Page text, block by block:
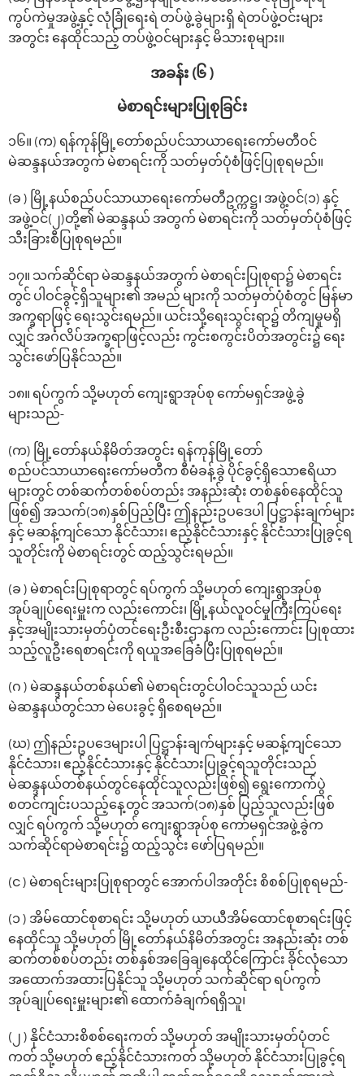
ကွပ်ကဲမှုအဖွဲ့နှင့် လုံခြုံရေးရဲ တပ်ဖွဲ့ခွဲများရှိ ရဲတပ်ဖွဲ့ဝင်းများ
အတွင်း နေထိုင်သည့် တပ်ဖွဲ့ဝင်များနှင့် မိသားစုများ။
အခန်း (၆ )
မဲစာရင်းများပြုစုခြင်း
၁၆။ (က) ရန်ကုန်မြို့တော်စည်ပင်သာယာရေးကော်မတီဝင်
မဲဆန္ဒနယ်အတွက် မဲစာရင်းကို သတ်မှတ်ပုံစံဖြင့်ပြုစုရမည်။
(ခ ) မြို့နယ်စည်ပင်သာယာရေးကော်မတီဥက္ကဋ္ဌ၊ အဖွဲ့ဝင်(၁) နှင့်
အဖွဲ့ဝင်(၂)တို့၏ မဲဆန္ဒနယ် အတွက် မဲစာရင်းကို သတ်မှတ်ပုံစံဖြင့်
သီးခြားစီပြုစုရမည်။
၁၇။ သက်ဆိုင်ရာ မဲဆန္ဒနယ်အတွက် မဲစာရင်းပြုစုရာ၌ မဲစာရင်း
တွင် ပါဝင်ခွင့်ရှိသူများ၏ အမည် များကို သတ်မှတ်ပုံစံတွင် မြန်မာ
အက္ခရာဖြင့် ‌ရေးသွင်းရမည်။ ယင်းသို့‌ရေးသွင်းရာ၌ တိကျမှုမရှိ
လျှင် အင်္ဂလိပ်အက္ခရာဖြင့်လည်း ကွင်းစကွင်းပိတ်အတွင်း၌ ‌ရေး
သွင်း‌ဖော်ပြနိုင်သည်။
၁၈။ ရပ်ကွက် သို့မဟုတ် ကျေးရွာအုပ်စု ကော်မရှင်အဖွဲ့ခွဲ
များသည်-
(က) မြို့တော်နယ်နိမိတ်အတွင်း ရန်ကုန်မြို့တော်
စည်ပင်သာယာရေးကော်မတီက စီမံခန့်ခွဲ ပိုင်ခွင့်ရှိသောဧရိယာ
များတွင် တစ်ဆက်တစ်စပ်တည်း အနည်းဆုံး တစ်နှစ်နေထိုင်သူ
ဖြစ်၍ အသက်(၁၈)နှစ်ပြည့်ပြီး ဤနည်းဥပဒေပါ ပြဋ္ဌာန်းချက်များ
နှင့် မဆန့်ကျင်သော နိုင်ငံသား၊ ဧည့်နိုင်ငံသားနှင့် နိုင်ငံသားပြုခွင့်ရ
သူတိုင်းကို မဲစာရင်းတွင် ထည့်သွင်းရမည်။
(ခ ) မဲစာရင်းပြုစုရာတွင် ရပ်ကွက် သို့မဟုတ် ကျေးရွာအုပ်စု
အုပ်ချုပ်ရေးမှူးက လည်းကောင်း၊ မြို့နယ်လူဝင်မှုကြီးကြပ်ရေး
နှင့်အမျိုးသားမှတ်ပုံတင်ရေးဦးစီးဌာနက လည်းကောင်း ပြုစုထား
သည့်လူဦးရေစာရင်းကို ရယူအခြေခံပြီးပြုစုရမည်။
(ဂ ) မဲဆန္ဒနယ်တစ်နယ်၏ မဲစာရင်းတွင်ပါဝင်သူသည် ယင်း
မဲဆန္ဒနယ်တွင်သာ မဲ‌ပေးခွင့် ရှိ‌စေရမည်။
(ဃ) ဤနည်းဥပဒေများပါ ပြဋ္ဌာန်းချက်များနှင့် မဆန့်ကျင်သော
နိုင်ငံသား၊ ဧည့်နိုင်ငံသားနှင့် နိုင်ငံသားပြုခွင့်ရသူတိုင်းသည်
မဲဆန္ဒနယ်တစ်နယ်တွင်နေထိုင်သူလည်းဖြစ်၍ ရွေးကောက်ပွဲ
စတင်ကျင်းပသည့်နေ့တွင် အသက်(၁၈)နှစ် ပြည့်သူလည်းဖြစ်
လျှင် ရပ်ကွက် သို့မဟုတ် ကျေးရွာအုပ်စု ကော်မရှင်အဖွဲ့ခွဲက
သက်ဆိုင်ရာမဲစာရင်း၌ ထည့်သွင်း ဖော်ပြရမည်။
(င ) မဲစာရင်းများပြုစုရာတွင် အောက်ပါအတိုင်း စိစစ်ပြုစုရမည်-
(၁ ) အိမ်ထောင်စုစာရင်း သို့မဟုတ် ယာယီအိမ်ထောင်စုစာရင်းဖြင့်
နေထိုင်သူ သို့မဟုတ် မြို့တော်နယ်နိမိတ်အတွင်း အနည်းဆုံး တစ်
ဆက်တစ်စပ်တည်း တစ်နှစ်အခြေချနေထိုင်ကြောင်း ခိုင်လုံသော
အထောက်အထားပြနိုင်သူ သို့မဟုတ် သက်ဆိုင်ရာ ရပ်ကွက်
အုပ်ချုပ်ရေးမှူးများ၏ ထောက်ခံချက်ရရှိသူ၊
(၂ ) နိုင်ငံသားစိစစ်ရေးကတ် သို့မဟုတ် အမျိုးသားမှတ်ပုံတင်
ကတ် သို့မဟုတ် ဧည့်နိုင်ငံသားကတ် သို့မဟုတ် နိုင်ငံသားပြုခွင့်ရ